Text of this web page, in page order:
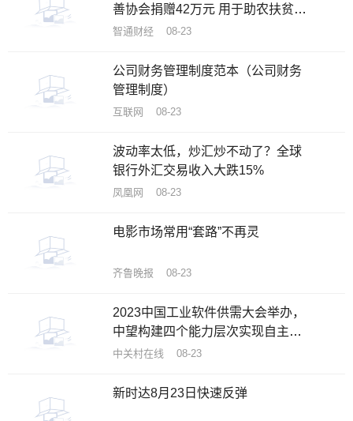
善协会捐赠42万元 用于助农扶贫和
慈善事业
智通财经 08-23
公司财务管理制度范本（公司财务
管理制度）
互联网 08-23
波动率太低，炒汇炒不动了？全球
银行外汇交易收入大跌15%
凤凰网 08-23
电影市场常用“套路”不再灵
齐鲁晚报 08-23
2023中国工业软件供需大会举办，
中望构建四个能力层次实现自主创
新突围
中关村在线 08-23
新时达8月23日快速反弹